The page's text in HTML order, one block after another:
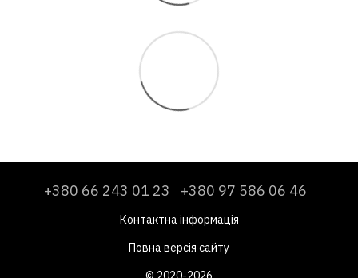
+380 66 243 01 23 +380 97 586 06 46
Контактна інформація
Повна версія сайту